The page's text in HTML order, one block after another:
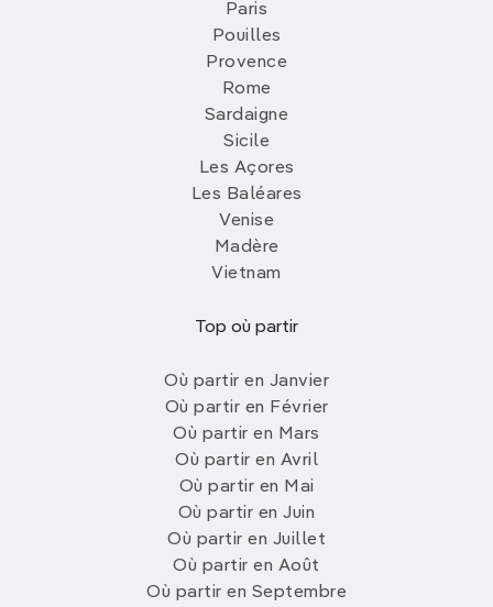
Paris
Pouilles
Provence
Rome
Sardaigne
Sicile
Les Açores
Les Baléares
Venise
Madère
Vietnam
Top où partir
Où partir en Janvier
Où partir en Février
Où partir en Mars
Où partir en Avril
Où partir en Mai
Où partir en Juin
Où partir en Juillet
Où partir en Août
Où partir en Septembre